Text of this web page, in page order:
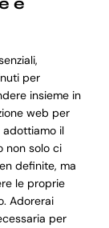
per
insieme in
web per
adottiamo il
non solo ci
definite, ma
le proprie
Adorerai
per